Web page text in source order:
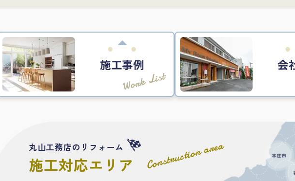
施工事例
Work List
会
Construction area
丸山工務店のリフォーム
施工対応エリア